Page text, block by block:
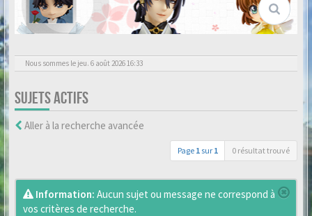
Nous sommes le jeu. 6 août 2026 16:33
SUJETS ACTIFS
Aller à la recherche avancée
Page 1 sur 1 0 résultat trouvé
Information: Aucun sujet ou message ne correspond à
vos critères de recherche.